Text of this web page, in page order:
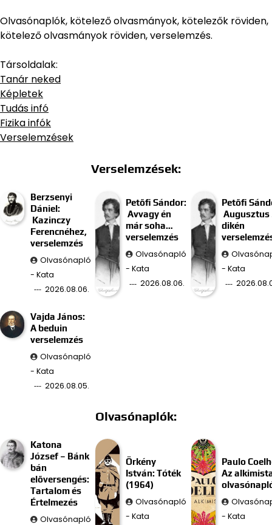
Olvasónaplók, kötelező olvasmányok, kötelezők röviden,
kötelező olvasmányok röviden, verselemzés.
Társoldalak:
Tanár neked
Képletek
Tudás infó
Fizika infók
Verselemzések
Verselemzések:
Berzsenyi
Dániel:
Kazinczy
Ferencnéhez,
verselemzés
Olvasónapló
- Kata
2026.08.06.
Petőfi Sándor:
Avvagy én
már soha…
verselemzés
Olvasónapló
- Kata
2026.08.06.
Petőfi
Augusztus
dikén
- Kata
Vajda János:
A beduin
verselemzés
Olvasónapló
- Kata
2026.08.05.
Olvasónaplók:
Katona
József – Bánk
bán
előversengés:
Tartalom és
Értelmezés
Olvasónapló
Örkény
István: Tóték
(1964)
Olvasónapló
- Kata
Paulo
Az
- Kata